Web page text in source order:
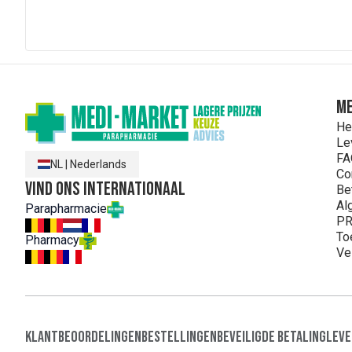
NL Nederlands
Vind ons internationaal
Parapharmacie
Pharmacy
KlantbeoordelingenBestellingenBeveiligde Betaling